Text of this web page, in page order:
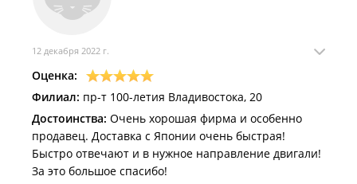
12 декабря 2022 г.
Оценка:
Филиал: пр-т 100-летия Владивостока, 20
Достоинства: Очень хорошая фирма и особенно
продавец. Доставка с Японии очень быстрая!
Быстро отвечают и в нужное направление двигали!
За это большое спасибо!